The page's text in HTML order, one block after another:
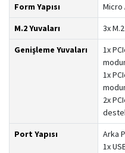
Form Yapısı
Micro
M.2 Yuvaları
3x M.2
Genişleme Yuvaları
1x
1x
2x
Port Yapısı
Arka
1x